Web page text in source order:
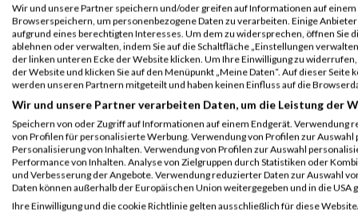
51849
Andreas Fleckenstein
771
Jan Stade
637
Markus Gross
758
Oguzhan Galitekin
626
Dominic Trebes
806
Sylvia Schwendner
761
Dario Pranteda
817
Lisa Lerzer
690
Peter Kraus
Wir und unsere Partner speichern und/oder greifen auf Informationen auf einem
Browserspeichern, um personenbezogene Daten zu verarbeiten. Einige
aufgrund eines berechtigten Interesses. Um dem zu widersprechen, öffnen Sie
ablehnen oder verwalten, indem Sie auf die Schaltfläche „Einstellungen
der linken unteren Ecke der Website klicken. Um Ihre Einwilligung zu
der Website und klicken Sie auf den Menüpunkt „Meine Daten“. Auf dieser
werden unseren Partnern mitgeteilt und haben keinen Einfluss auf die
Wir und unsere Partner verarbeiten Daten, um die Leistung der
Speichern von oder Zugriff auf Informationen auf einem Endgerät. Verwendung
von Profilen für personalisierte Werbung. Verwendung von Profilen zur
Personalisierung von Inhalten. Verwendung von Profilen zur Auswahl
Performance von Inhalten. Analyse von Zielgruppen durch Statistiken oder
und Verbesserung der Angebote. Verwendung reduzierter Daten zur Auswahl
Daten können außerhalb der Europäischen Union weitergegeben und in die USA
Ihre Einwilligung und die cookie Richtlinie gelten ausschließlich für diese